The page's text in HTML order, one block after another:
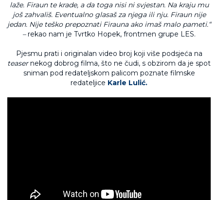
laže. Firaun te krade, a da toga nisi ni svjestan. Na kraju mu
još zahvališ. Eventualno glasaš za njega ili nju. Firaun nije
jedan. Nije teško prepoznati Firauna ako imaš malo pameti.“
–rekao nam je Tvrtko Hopek, frontmen grupe LES.
Pjesmu prati i originalan video broj koji više podsjeća na
teasernekog dobrog filma, što ne čudi, s obzirom da je spot
sniman pod redateljskom palicom poznate filmske
redateljice Karle Lulić.